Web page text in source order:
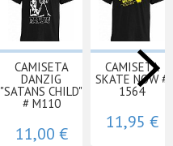
CAMISETA
DANZIG
"SATANS CHILD"
# M110
11,00 €
CAMISETA
SKATE NOW #
1564
11,95 €